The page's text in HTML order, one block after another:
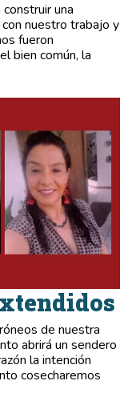
una
nuestro trabajo y
fueron
bien común, la
de nuestra
abrirá un sendero
la intención
cosecharemos